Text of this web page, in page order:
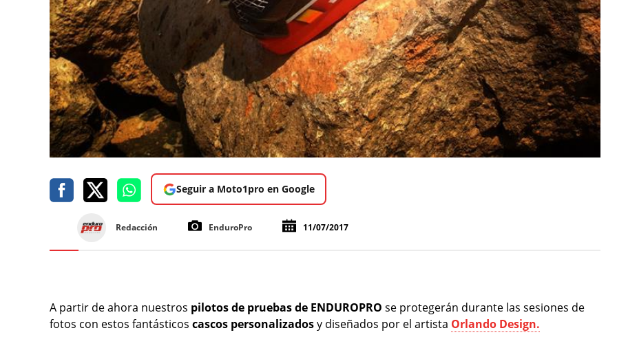
Seguir a Moto1pro en Google
Redacción EnduroPro 11/07/2017
A partir de ahora nuestros pilotos de pruebas de ENDUROPRO se protegerán durante las sesiones de
fotos con estos fantásticos cascos personalizadosy diseñados por el artista Orlando Design.